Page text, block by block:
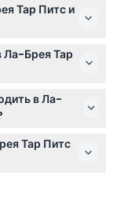
специальные
и старше
бронируйте
Тар Питс и
онлайн
проверить
Ла-Брея Тар
поэтому
в Ла-
территории не
так, чтобы
Тар Питс